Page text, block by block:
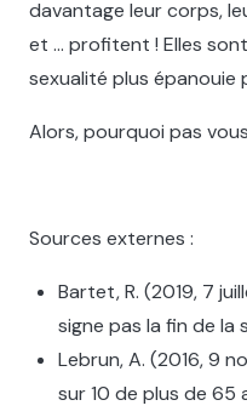
davantage leur corps,
et … profitent ! Elles
sexualité plus épanouie
Alors, pourquoi pas
Sources externes :
Bartet, R. (2019, 7
signe pas la fin de la
Lebrun, A. (2016, 9
sur 10 de plus de 65